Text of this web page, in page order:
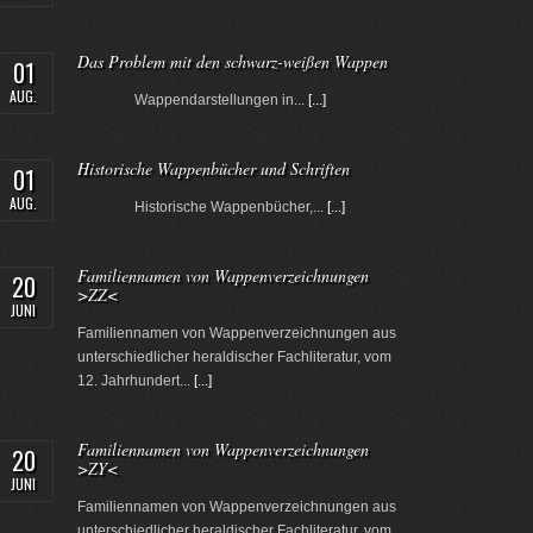
01
AUG.
Das Problem mit den schwarz-weißen Wappen
Wappendarstellungen in... [...]
01
AUG.
Historische Wappenbücher und Schriften
Historische Wappenbücher,... [...]
20
JUNI
Familiennamen von Wappenverzeichnungen
>ZZ<
Familiennamen von Wappenverzeichnungen aus
unterschiedlicher heraldischer Fachliteratur, vom
12. Jahrhundert... [...]
20
JUNI
Familiennamen von Wappenverzeichnungen
>ZY<
Familiennamen von Wappenverzeichnungen aus